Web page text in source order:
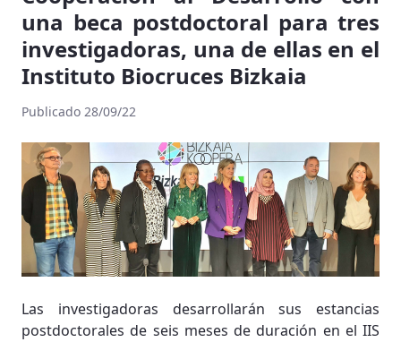
una beca postdoctoral para tres
investigadoras, una de ellas en el
Instituto Biocruces Bizkaia
Publicado 28/09/22
Las investigadoras desarrollarán sus estancias
postdoctorales de seis meses de duración en el IIS